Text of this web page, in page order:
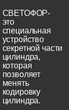
СВЕТОФОР-
это
специальная
устройство
секретной части
цилиндра,
которая
позволяет
менять
кодировку
цилиндра.